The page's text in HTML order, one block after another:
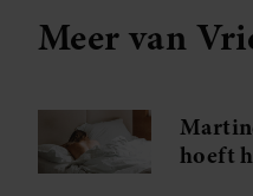
Meer van
hoeft